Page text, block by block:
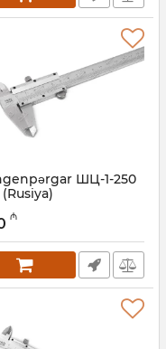
ШЦ-1-250
052001005
₼